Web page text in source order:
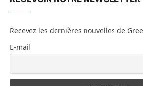
Recevez les dernières nouvelles de
E-mail